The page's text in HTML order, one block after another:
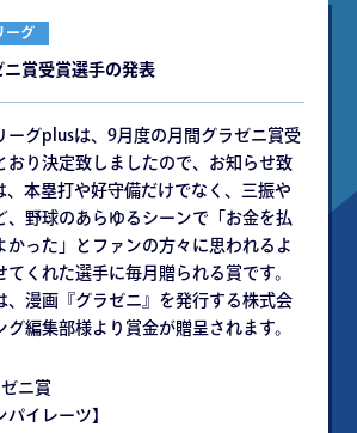
ーグ
賞受賞選手の発表
ーグplusは、9月度の月間グラゼニ賞受
おり決定致しましたので、お知らせ致
、本塁打や好守備だけでなく、三振や
、野球のあらゆるシーンで「お金を払
かった」とファンの方々に思われるよ
てくれた選手に毎月贈られる賞です。
、漫画『グラゼニ』を発行する株式会
編集部様より賞金が贈呈されます。
ニ賞
パイレーツ】